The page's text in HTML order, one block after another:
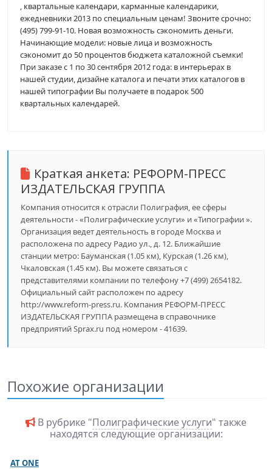
, квартальные календари, карманные календарики,
ежедневники 2013 по специальным ценам! Звоните срочно:
(495) 799-91-10. Новая возможность сэкономить деньги.
Начинающие модели: новые лица и возможность
сэкономит до 50 процентов бюджета каталожной съемки!
При заказе с 1 по 30 сентября 2012 года: в интерьерах в
нашей студии, дизайне каталога и печати этих каталогов в
нашей типографии Вы получаете в подарок 500
квартальных календарей.
Краткая анкета: РЕФОРМ-ПРЕСС
ИЗДАТЕЛЬСКАЯ ГРУППА
Компания относится к отрасли Полиграфия, ее сферы
деятельности - «Полиграфические услуги» и «Типографии ».
Организация ведет деятельность в городе Москва и
расположена по адресу Радио ул., д. 12. Ближайшие
станции метро: Бауманская (1.05 км), Курская (1.26 км),
Чкаловская (1.45 км). Вы можете связаться с
представителями компании по телефону +7 (499) 2654182.
Официальный сайт расположен по адресу
http://www.reform-press.ru. Компания РЕФОРМ-ПРЕСС
ИЗДАТЕЛЬСКАЯ ГРУППА размещена в справочнике
предприятий Sprax.ru под номером - 41639.
Похожие организации
В рубрике "Полиграфические услуги" также
находятся следующие организации:
AT ONE